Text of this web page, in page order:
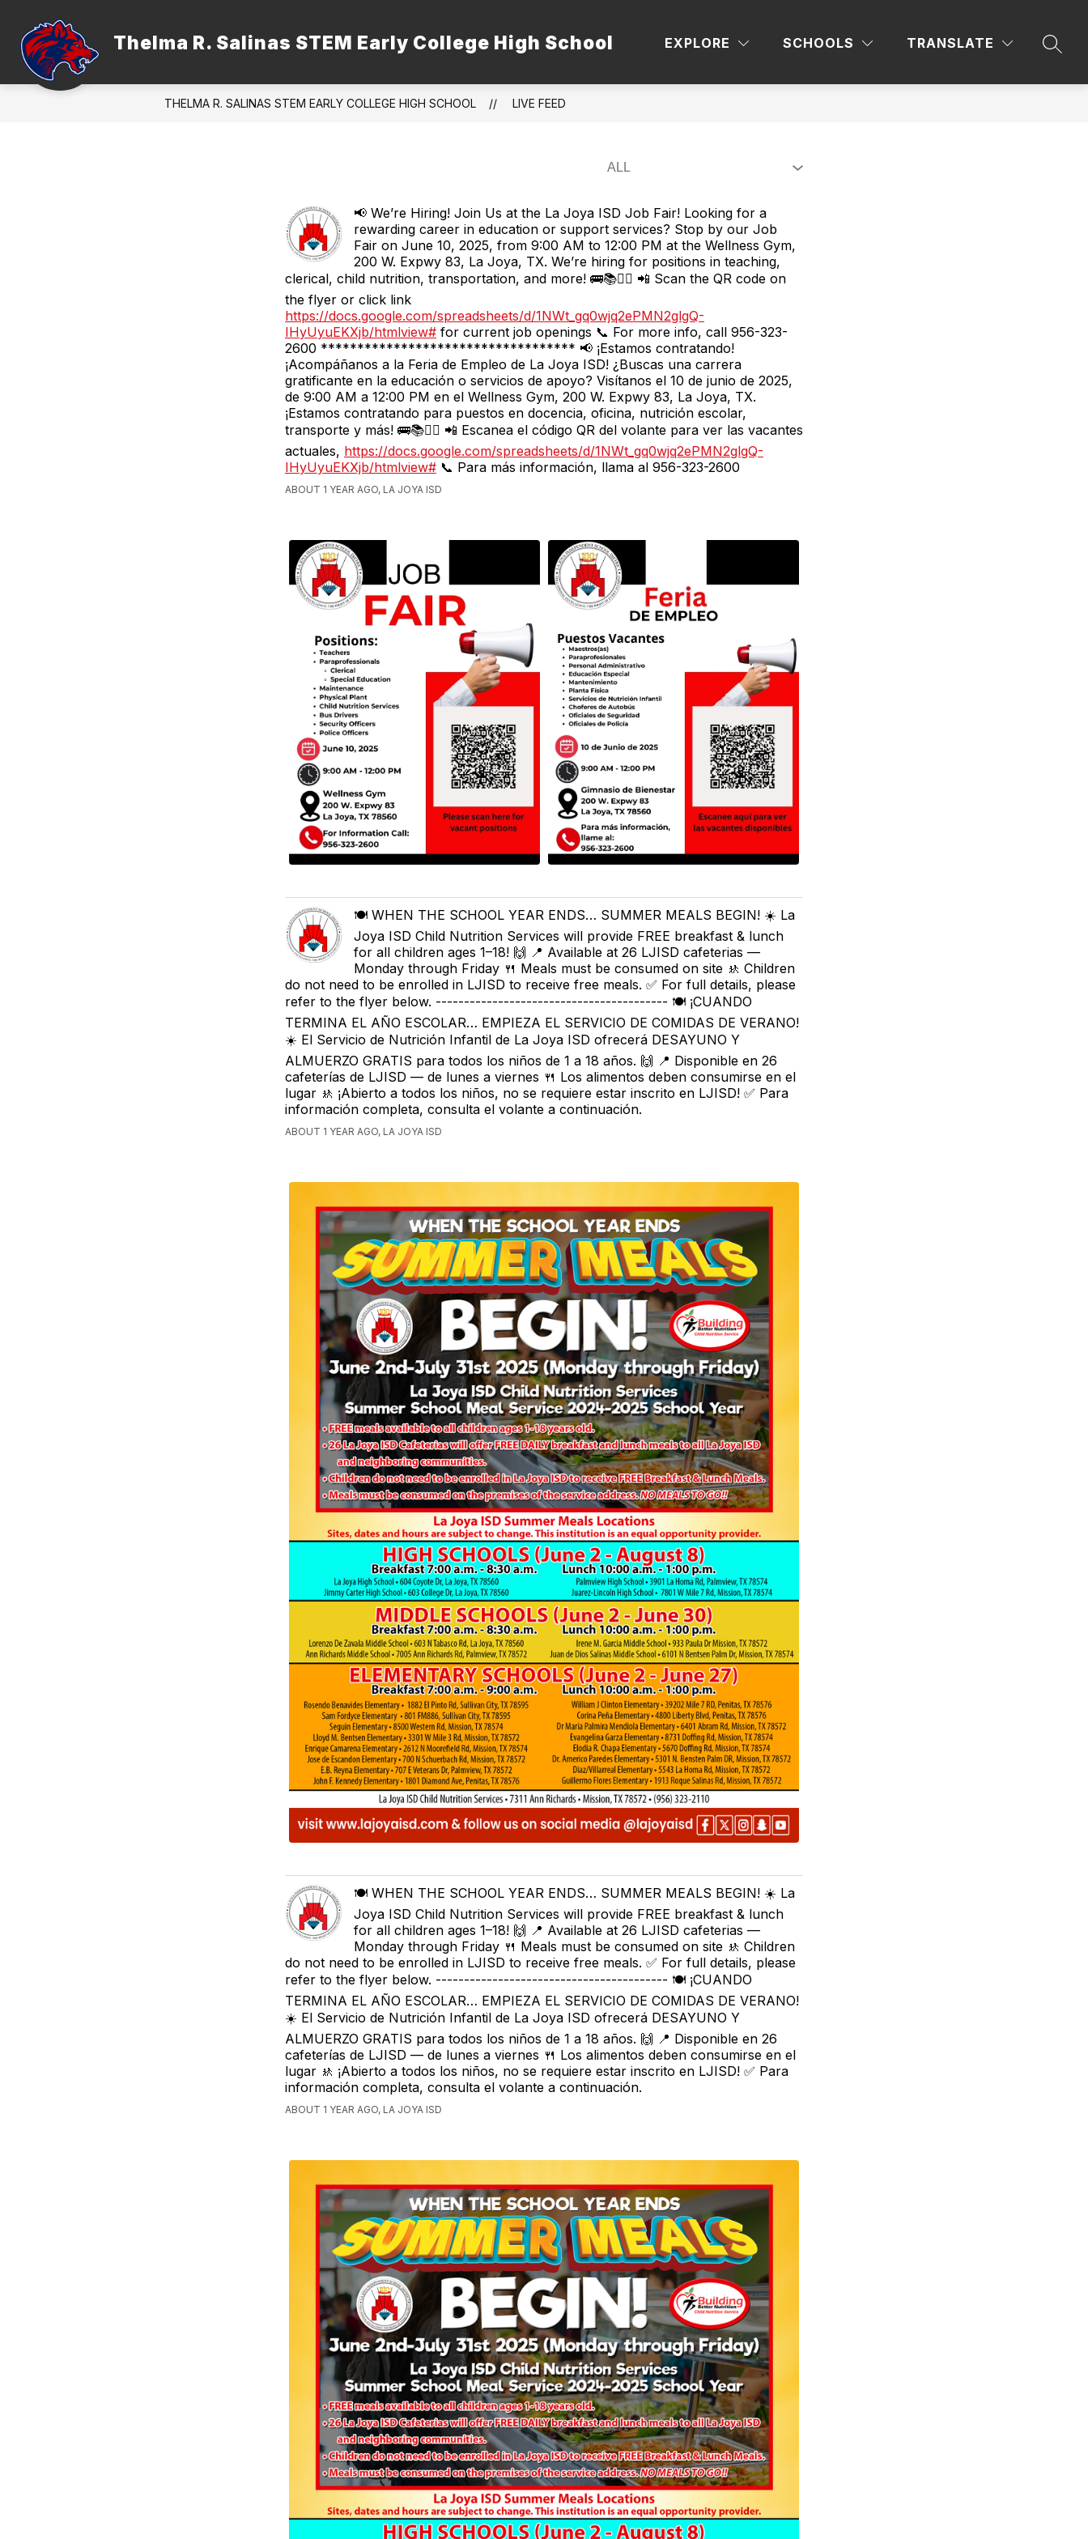
content
Thelma R. Salinas STEM Early College High School EXPLORE SCHOOLS TRANSLATE
ADMINISTRATION FACULTY & STAFF TSI DUAL ENROLLMENT PATHWAYS CCRSM COUNSELOR'S CORNER
THELMA R. SALINAS STEM EARLY COLLEGE HIGH SCHOOL LIVE FEED
📢 We’re Hiring! Join Us at the La Joya ISD Job Fair! Looking for a
rewarding career in education or support services? Stop by our Job
Fair on June 10, 2025, from 9:00 AM to 12:00 PM at the Wellness Gym,
200 W. Expwy 83, La Joya, TX. We’re hiring for positions in teaching,
clerical, child nutrition, transportation, and more! 🚌📚👮‍♂️ 📲 Scan the QR code on
the flyer or click link
https://docs.google.com/spreadsheets/d/1NWt_gq0wjq2ePMN2glgQ-
IHyUyuEKXjb/htmlview# for current job openings 📞 For more info, call 956-323-
2600 *********************************** 📢 ¡Estamos contratando!
¡Acompáñanos a la Feria de Empleo de La Joya ISD! ¿Buscas una carrera
gratificante en la educación o servicios de apoyo? Visítanos el 10 de junio de 2025,
de 9:00 AM a 12:00 PM en el Wellness Gym, 200 W. Expwy 83, La Joya, TX.
¡Estamos contratando para puestos en docencia, oficina, nutrición escolar,
transporte y más! 🚌📚👮‍♂️ 📲 Escanea el código QR del volante para ver las vacantes
actuales, https://docs.google.com/spreadsheets/d/1NWt_gq0wjq2ePMN2glgQ-
IHyUyuEKXjb/htmlview# 📞 Para más información, llama al 956-323-2600
ABOUT 1 YEAR AGO, LA JOYA ISD
🍽️ WHEN THE SCHOOL YEAR ENDS… SUMMER MEALS BEGIN! ☀️ La
Joya ISD Child Nutrition Services will provide FREE breakfast & lunch
for all children ages 1–18! 🙌 📍 Available at 26 LJISD cafeterias —
Monday through Friday 🍴 Meals must be consumed on site 🚸 Children
do not need to be enrolled in LJISD to receive free meals. ✅ For full details, please
refer to the flyer below. ----------------------------------------- 🍽️ ¡CUANDO
TERMINA EL AÑO ESCOLAR… EMPIEZA EL SERVICIO DE COMIDAS DE VERANO!
☀️ El Servicio de Nutrición Infantil de La Joya ISD ofrecerá DESAYUNO Y
ALMUERZO GRATIS para todos los niños de 1 a 18 años. 🙌 📍 Disponible en 26
cafeterías de LJISD — de lunes a viernes 🍴 Los alimentos deben consumirse en el
lugar 🚸 ¡Abierto a todos los niños, no se requiere estar inscrito en LJISD! ✅ Para
información completa, consulta el volante a continuación.
ABOUT 1 YEAR AGO, LA JOYA ISD
🍽️ WHEN THE SCHOOL YEAR ENDS… SUMMER MEALS BEGIN! ☀️ La
Joya ISD Child Nutrition Services will provide FREE breakfast & lunch
for all children ages 1–18! 🙌 📍 Available at 26 LJISD cafeterias —
Monday through Friday 🍴 Meals must be consumed on site 🚸 Children
do not need to be enrolled in LJISD to receive free meals. ✅ For full details, please
refer to the flyer below. ----------------------------------------- 🍽️ ¡CUANDO
TERMINA EL AÑO ESCOLAR… EMPIEZA EL SERVICIO DE COMIDAS DE VERANO!
☀️ El Servicio de Nutrición Infantil de La Joya ISD ofrecerá DESAYUNO Y
ALMUERZO GRATIS para todos los niños de 1 a 18 años. 🙌 📍 Disponible en 26
cafeterías de LJISD — de lunes a viernes 🍴 Los alimentos deben consumirse en el
lugar 🚸 ¡Abierto a todos los niños, no se requiere estar inscrito en LJISD! ✅ Para
información completa, consulta el volante a continuación.
ABOUT 1 YEAR AGO, LA JOYA ISD